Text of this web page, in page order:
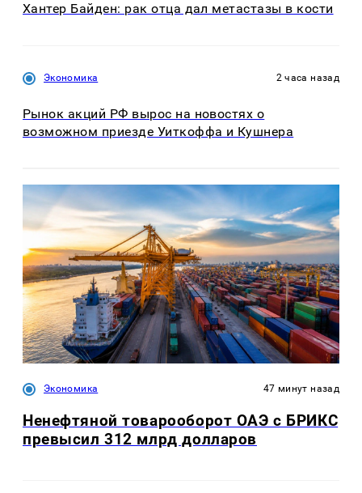
Хантер Байден: рак отца дал метастазы в кости
Экономика 2 часа назад
Рынок акций РФ вырос на новостях о
возможном приезде Уиткоффа и Кушнера
Экономика 47 минут назад
Ненефтяной товарооборот ОАЭ с БРИКС
превысил 312 млрд долларов